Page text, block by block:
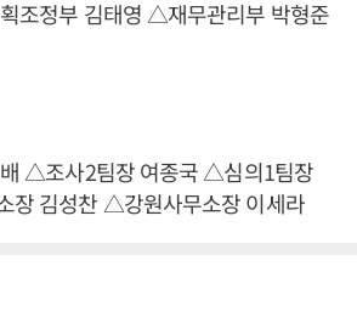
조정부 김태영 △재무관리부 박형준
△조사2팀장 여종국 △심의1팀장
장 김성찬 △강원사무소장 이세라